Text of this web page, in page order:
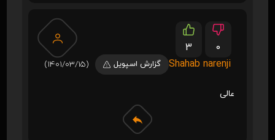
3
0
Shahab narenji
گزارش اسپویل (1401/03/15)
عالی